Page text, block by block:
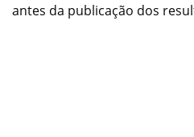
antes da publicação dos